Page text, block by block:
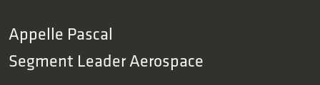
Appelle Pascal
Segment Leader Aerospace